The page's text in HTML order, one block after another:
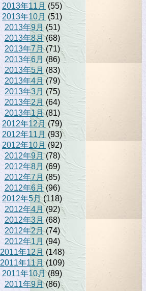
2013年11月 (55)
2013年10月 (51)
2013年9月 (51)
2013年8月(68)
2013年7月(71)
2013年6月 (86)
2013年5月 (83)
2013年4月 (79)
2013年3月 (75)
2013年2月 (64)
2013年1月(81)
2012年12月 (79)
2012年11月 (93)
2012年10月 (92)
2012年9月(78)
2012年8月 (69)
2012年7月 (85)
2012年6月(96)
2012年5月(118)
2012年4月 (92)
2012年3月(68)
2012年2月(74)
2012年1月 (94)
2011年12月 (148)
2011年11月(109)
2011年10月(89)
2011年9月(86)